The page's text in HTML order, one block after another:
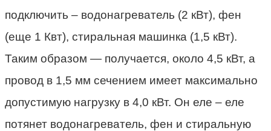
подключить – водонагреватель (2 кВт), фен
(еще 1 Квт), стиральная машинка (1,5 кВт).
Таким образом — получается, около 4,5 кВт, а
провод в 1,5 мм сечением имеет максимально
допустимую нагрузку в 4,0 кВт. Он еле – еле
потянет водонагреватель, фен и стиральную